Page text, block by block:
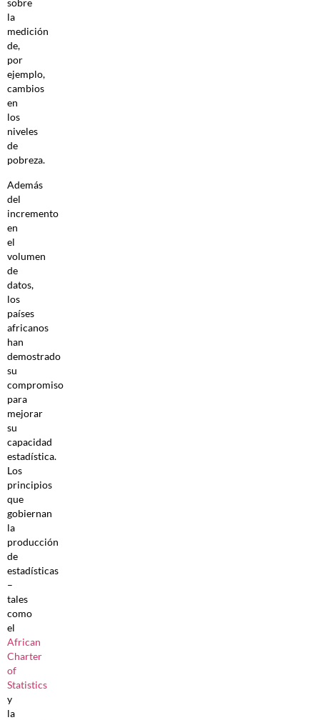
sobre
la
medición
de,
por
ejemplo,
cambios
en
los
niveles
de
pobreza.
Además
del
incremento
en
el
volumen
de
datos,
los
países
africanos
han
demostrado
su
compromiso
para
mejorar
su
capacidad
estadística.
Los
principios
que
gobiernan
la
producción
de
estadísticas
–
tales
como
el
African
Charter
of
Statistics
y
la